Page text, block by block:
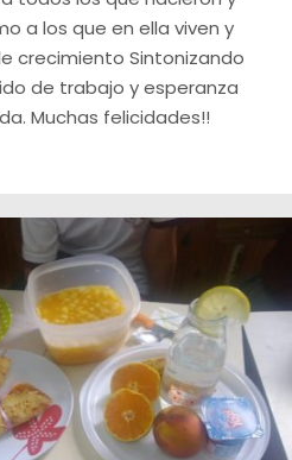
a los que en ella viven y
crecimiento Sintonizando
de trabajo y esperanza
Muchas felicidades!!